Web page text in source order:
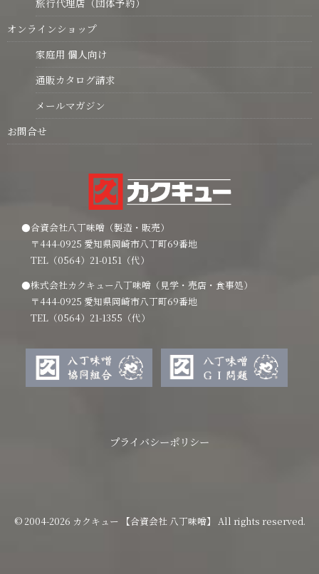
旅行代理店（団体予約）
オンラインショップ
家庭用 個人向け
通販カタログ請求
メールマガジン
お問合せ
●合資会社八丁味噌（製造・販売）
〒444-0925 愛知県岡崎市八丁町69番地
TEL（0564）21-0151（代）
●株式会社カクキュー八丁味噌（見学・売店・食事処）
〒444-0925 愛知県岡崎市八丁町69番地
TEL（0564）21-1355（代）
プライバシーポリシー
© 2004-2026 カクキュー 【合資会社 八丁味噌】 All rights reserved.